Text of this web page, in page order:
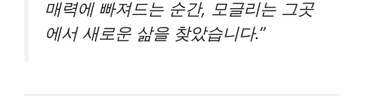
매력에 빠져드는 순간, 모글리는 그곳
에서 새로운 삶을 찾았습니다.”